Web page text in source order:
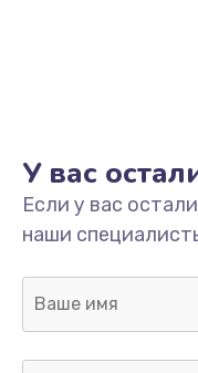
У вас
Если у вас
наши